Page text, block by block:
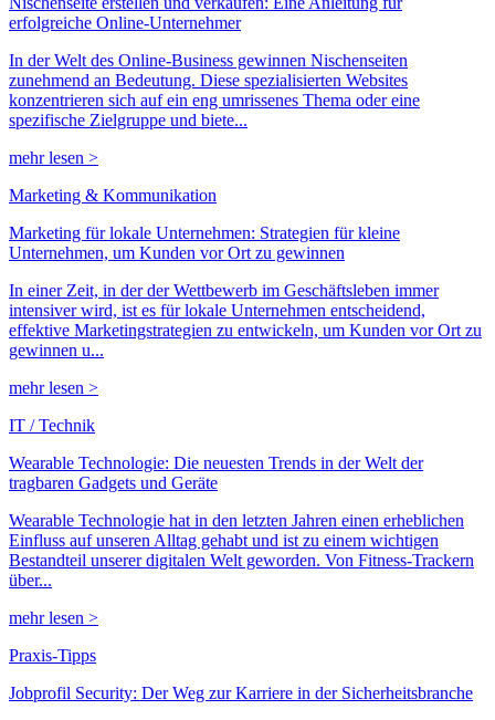
erfolgreiche Online-Unternehmer
In der Welt des Online-Business gewinnen Nischenseiten
zunehmend an Bedeutung. Diese spezialisierten Websites
konzentrieren sich auf ein eng umrissenes Thema oder eine
spezifische Zielgruppe und biete...
mehr lesen >
Marketing & Kommunikation
Marketing für lokale Unternehmen: Strategien für kleine
Unternehmen, um Kunden vor Ort zu gewinnen
In einer Zeit, in der der Wettbewerb im Geschäftsleben immer
intensiver wird, ist es für lokale Unternehmen entscheidend,
effektive Marketingstrategien zu entwickeln, um Kunden vor Ort zu
gewinnen u...
mehr lesen >
IT / Technik
Wearable Technologie: Die neuesten Trends in der Welt der
tragbaren Gadgets und Geräte
Wearable Technologie hat in den letzten Jahren einen erheblichen
Einfluss auf unseren Alltag gehabt und ist zu einem wichtigen
Bestandteil unserer digitalen Welt geworden. Von Fitness-Trackern
über...
mehr lesen >
Praxis-Tipps
Jobprofil Security: Der Weg zur Karriere in der Sicherheitsbranche